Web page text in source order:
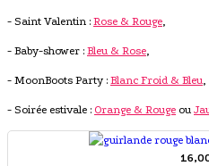
- Saint Valentin : Rose & Rouge,
- Baby-shower : Bleu & Rose,
- MoonBoots Party : Blanc Froid & Bleu,
- Soirée estivale : Orange & Rouge ou